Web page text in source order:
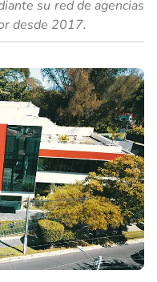
su red de agencias
desde 2017.